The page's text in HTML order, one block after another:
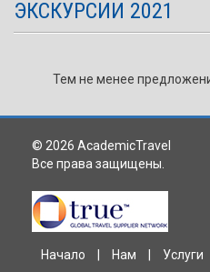
ЭКСКУРСИИ 2021
Тем не менее
© 2026 AcademicTravel
Все права защищены.
Начало Нам Услуги